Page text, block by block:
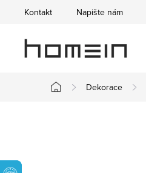
obsah
Kontakt Napište nám
Domů
Dekorace